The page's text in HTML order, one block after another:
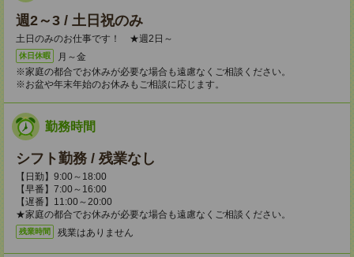
週2～3 / 土日祝のみ
土日のみのお仕事です！ ★週2日～
休日休暇
月～金
※家庭の都合でお休みが必要な場合も遠慮なくご相談ください。
※お盆や年末年始のお休みもご相談に応じます。
勤務時間
シフト勤務 / 残業なし
【日勤】9:00～18:00
【早番】7:00～16:00
【遅番】11:00～20:00
★家庭の都合でお休みが必要な場合も遠慮なくご相談ください。
残業時間 残業はありません